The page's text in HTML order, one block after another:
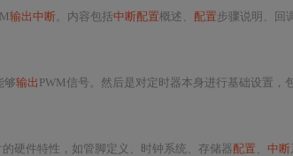
输出中断。内容包括中断配置概述、 配置步骤说明、回调
够输出 PWM信号。然后是对定时器本身进行基础设置，包括计
硬件特性，如管脚定义、时钟系统、存储器配置 、 中断